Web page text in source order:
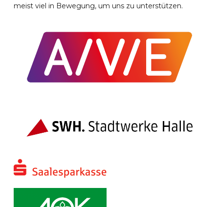
meist viel in Bewegung, um uns zu unterstützen.